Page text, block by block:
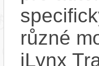
různé
iLynx